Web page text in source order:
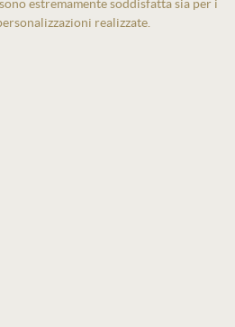
estremamente soddisfatta sia per i
realizzate.